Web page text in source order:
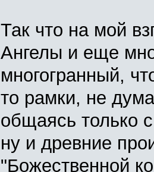
Так что на мой
Ангелы и еще
многогранный,
то рамки, не
общаясь только
ну и древние
"Божественной